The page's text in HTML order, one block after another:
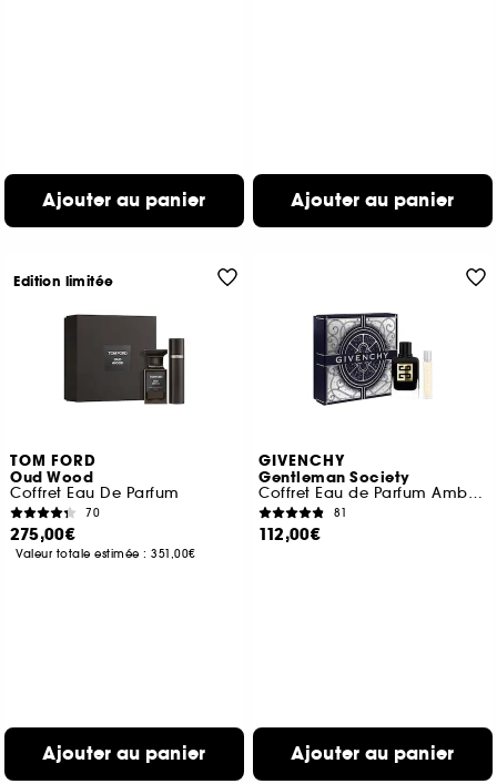
Ajouter au panier Ajouter au panier
TOM FORD
Oud Wood
Coffret Eau De Parfum
70
275,00€
Valeur totale estimée :351,00€
Ajouter au panier
Edition limitée
GIVENCHY
Gentleman Society
Coffret Eau de Parfum Ambrée
81
112,00€
Ajouter au panier